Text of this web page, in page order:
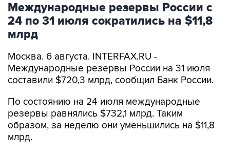
Международные резервы России с
24 по 31 июля сократились на $11,8
млрд
Москва. 6 августа. INTERFAX.RU -
Международные резервы России на 31 июля
составили $720,3 млрд, сообщил Банк России.
По состоянию на 24 июля международные
резервы равнялись $732,1 млрд. Таким
образом, за неделю они уменьшились на $11,8
млрд.